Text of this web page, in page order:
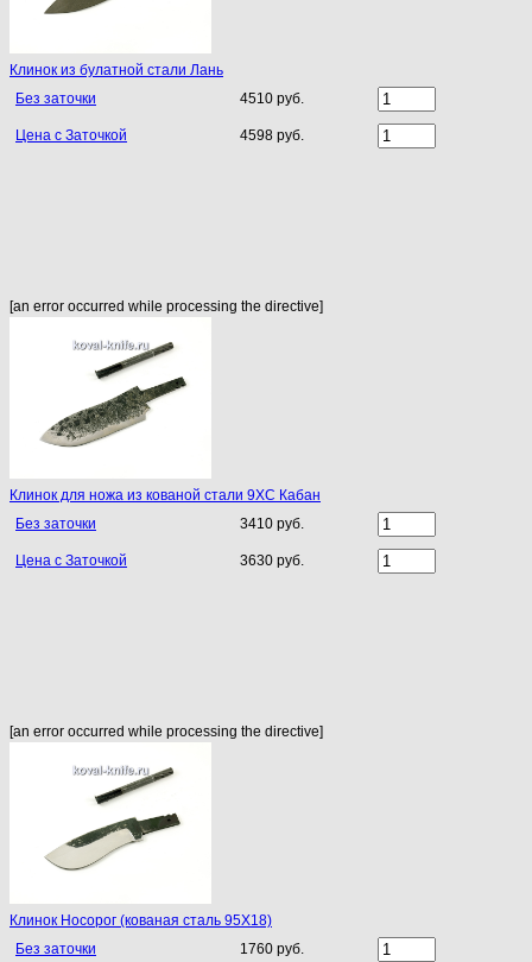
Клинок из булатной стали Лань
Без заточки
4510 руб.
Цена с Заточкой 4598 руб.
[an error occurred while processing the directive]
Клинок для ножа из кованой стали 9ХС Кабан
Без заточки
3410 руб.
Цена с Заточкой 3630 руб.
[an error occurred while processing the directive]
Клинок Носорог (кованая сталь 95Х18)
Без заточки
1760 руб.